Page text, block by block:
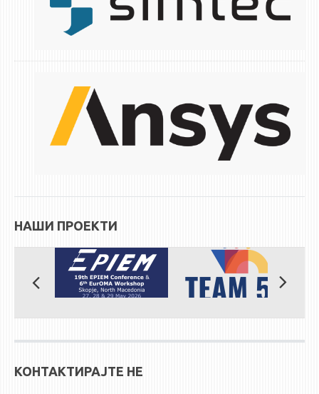
НАШИ ПРОЕКТИ
КОНТАКТИРАЈТЕ НЕ